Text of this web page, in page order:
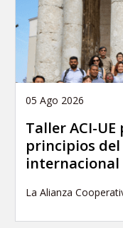
05 Ago 2026
Taller ACI-
principios
internacional
La Alianza